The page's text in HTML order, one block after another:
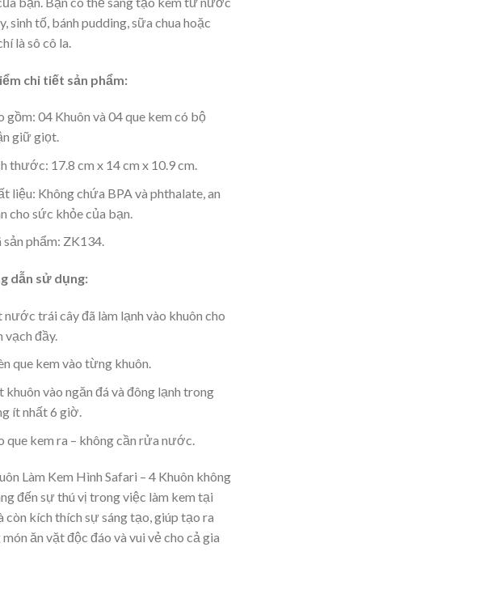
sinh tố, bánh pudding, sữa chua hoặc
là sô cô la.
chi tiết sản phẩm:
gồm: 04 Khuôn và 04 que kem có bộ
giữ giọt.
thước: 17.8 cm x 14 cm x 10.9 cm.
liệu: Không chứa BPA và phthalate, an
cho sức khỏe của bạn.
sản phẩm: ZK134.
dẫn sử dụng:
nước trái cây đã làm lạnh vào khuôn cho
vạch đầy.
que kem vào từng khuôn.
khuôn vào ngăn đá và đông lạnh trong
ít nhất 6 giờ.
que kem ra – không cần rửa nước.
Làm Kem Hình Safari – 4 Khuôn không
đến sự thú vị trong việc làm kem tại
còn kích thích sự sáng tạo, giúp tạo ra
ăn vặt độc đáo và vui vẻ cho cả gia